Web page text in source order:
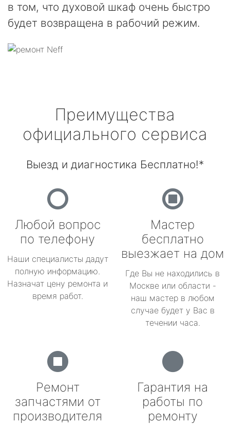
в том, что духовой шкаф очень быстро
будет возвращена в рабочий режим.
Преимущества
официального сервиса
Выезд и диагностика Бесплатно!*
Любой вопрос
по телефону
Наши специалисты дадут
полную информацию.
Назначат цену ремонта и
время работ.
Мастер
бесплатно
выезжает на дом
Где Вы не находились в
Москве или области -
наш мастер в любом
случае будет у Вас в
течении часа.
Ремонт
запчастями от
производителя
Гарантия на
работы по
ремонту